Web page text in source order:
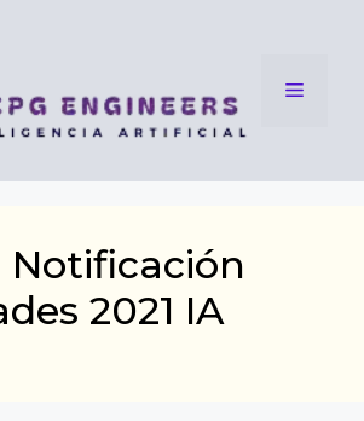
Menú
Notificación
2021 IA